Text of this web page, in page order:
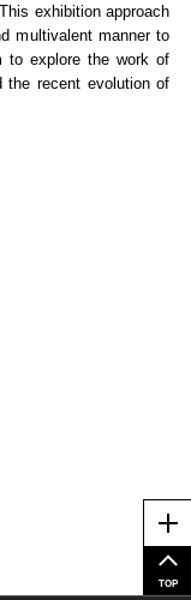
exhibition approach
multivalent manner to
to explore the work of
the recent evolution of
TOP